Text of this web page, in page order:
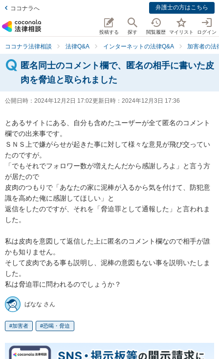
ココナラへ 弁護士の方はこちら
投稿する 探す 閲覧履歴 マイリスト ログイン
ココナラ法律相談 法律Q&A インターネットの法律Q&A 加害者の法
匿名同士のコメント欄で、匿名の相手に書いた皮
肉を脅迫と取られました
公開日時： 2024年12月2日 17:02更新日時： 2024年12月3日 17:36
とあるサイトにある、自分も含めたユーザーが全て匿名のコメント
欄での出来事です。
ＳＮＳ上で嫌がらせが起きた事に対して様々な意見が飛び交ってい
たのですが。
「でもそれでフォロワー数が増えたんだから感謝しろよ」と言う方
が居たので
皮肉のつもりで「あなたの家に泥棒が入るから気を付けて、防犯意
識を高めた俺に感謝してほしい」と
返信をしたのですが、それを「脅迫罪として通報した」と言われま
した。
私は皮肉を意図して返信した上に匿名のコメント欄なので相手が誰
かも知りません。
そして皮肉である事も説明し、泥棒の意図もない事を説明いたしま
した。
私は脅迫罪に問われるのでしょうか？
ばなな さん
加害者 恐喝・脅迫